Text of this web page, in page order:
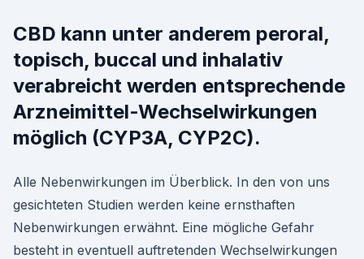
CBD kann unter anderem peroral,
topisch, buccal und inhalativ
verabreicht werden entsprechende
Arzneimittel-Wechselwirkungen
möglich (CYP3A, CYP2C).
Alle Nebenwirkungen im Überblick. In den von uns
gesichteten Studien werden keine ernsthaften
Nebenwirkungen erwähnt. Eine mögliche Gefahr
besteht in eventuell auftretenden Wechselwirkungen